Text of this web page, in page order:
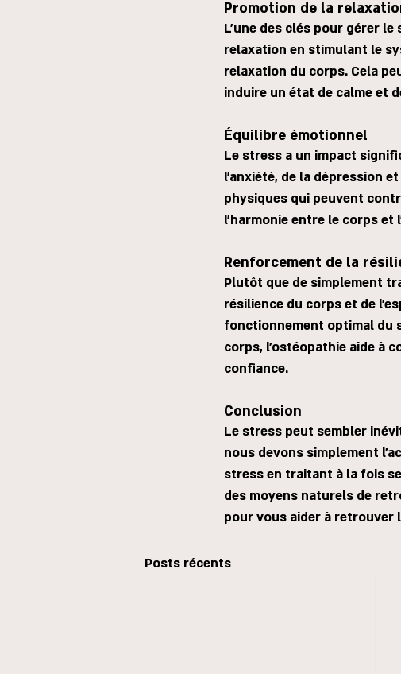
Promotion de la
L'une des clés pour gérer
relaxation en stimulant le
relaxation du corps. Cela
induire un état de calme et
Équilibre émotionnel
Le stress a un impact
l'anxiété, de la dépression
physiques qui peuvent
l'harmonie entre le corps
Renforcement de la
Plutôt que de simplement
résilience du corps et de
fonctionnement optimal du
corps, l'ostéopathie aide à
confiance.
Conclusion
Le stress peut sembler
nous devons simplement
stress en traitant à la fois
des moyens naturels de
pour vous aider à retrouver
Posts récents